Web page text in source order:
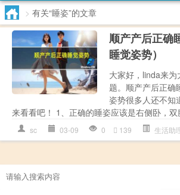
> 有关“睡姿”的文章
顺产产后正确
睡觉姿势）
大家好，linda来
题。顺产产后正确
姿势很多人还不知
来看看吧！ 1、正确的睡姿应该是右侧卧，双
sc 03-09 0 139 生活助